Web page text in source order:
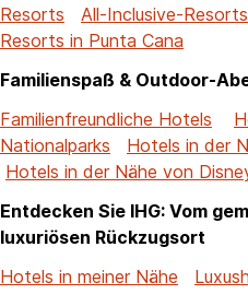
Resorts
All-Inclusive-
Resorts in Punta Cana
Familienspaß & Outdoor-
Familienfreundliche Hotels
Nationalparks
Hotels in der
Hotels in der Nähe von
Entdecken Sie IHG: Vom
luxuriösen Rückzugsort
Hotels in meiner Nähe